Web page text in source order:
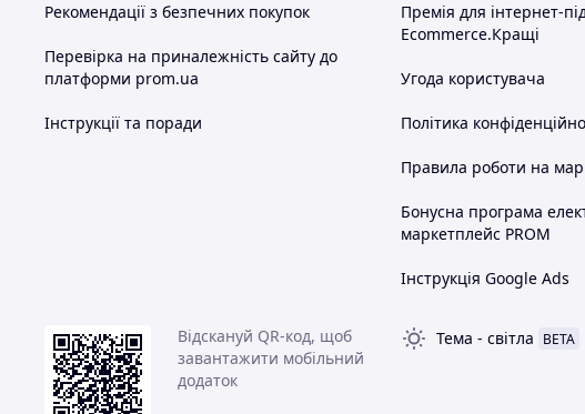
Рекомендації з безпечних покупок
Перевірка на приналежність сайту до
платформи prom.ua
Інструкції та поради
Премія для інтернет-
Ecommerce.Кращі
Угода користувача
Політика
Правила роботи на
Бонусна програма
маркетплейс PROM
Інструкція Google Ads
Відскануй QR-код, щоб
завантажити мобільний
додаток
Тема - світла BETA